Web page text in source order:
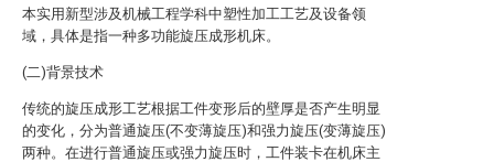
本实用新型涉及机械工程学科中塑性加工工艺及设备领
域，具体是指一种多功能旋压成形机床。
(二)背景技术
传统的旋压成形工艺根据工件变形后的壁厚是否产生明显
的变化，分为普通旋压(不变薄旋压)和强力旋压(变薄旋压)
两种。在进行普通旋压或强力旋压时，工件装卡在机床主